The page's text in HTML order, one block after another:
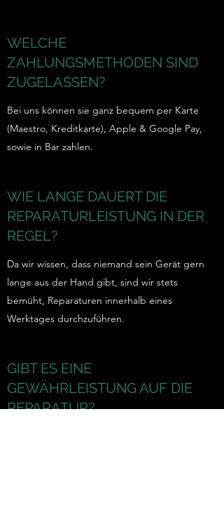
WELCHE
ZAHLUNGSMETHODEN SIND
ZUGELASSEN?
Bei uns können sie ganz bequem per Karte
(Maestro, Kreditkarte), Apple & Google Pay,
sowie in Bar zahlen.
WIE LANGE DAUERT DIE
REPARATURLEISTUNG IN DER
REGEL?
Da wir wissen, dass niemand sein Gerät gern
lange aus der Hand gibt, sind wir stets
bemüht, Reparaturen innerhalb eines
Werktages durchzuführen.
GIBT ES EINE
GEWÄHRLEISTUNG AUF DIE
REPARATUR?